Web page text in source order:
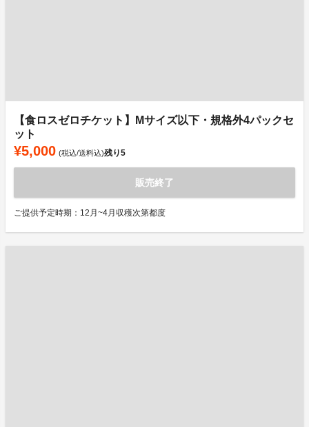
【食ロスゼロチケット】Mサイズ以下・規格外4パックセ
ット
¥5,000 (税込/送料込)残り5
販売終了
ご提供予定時期：12月~4月収穫次第都度